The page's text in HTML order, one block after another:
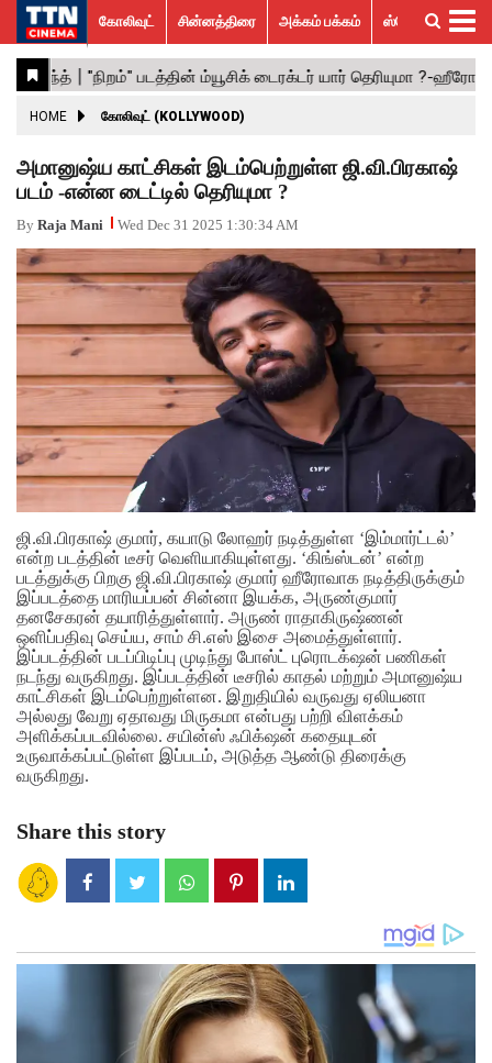
கோலிவுட்
சின்னத்திரை
பாலிவுட்
ஹாலிவுட்
அக்கம்
பக்கம்
ஸ்பெஷல்
ஸ்டோரீஸ்
விமர்சனம்
GALLERY
ACTRESS
ACTORS
MOVIESTILLS
EVENTS
VIDEOS
What’s
Hot
Trending
News
கோலிவுட் சின்னத்திரை அக்கம் பக்கம் ஸ்பெஷல் ஸ்டோரீஸ்
HOME கோலிவுட் (KOLLYWOOD)
அமானுஷ்ய காட்சிகள் இடம்பெற்றுள்ள ஜி.வி.பிரகாஷ்
படம் -என்ன டைட்டில் தெரியுமா ?
By Raja Mani Wed Dec 31 2025 1:30:34 AM
ஜி.வி.பிரகாஷ் குமார், கயாடு லோஹர் நடித்துள்ள ‘இம்மார்ட்டல்’
என்ற படத்தின் டீசர் வெளியாகியுள்ளது. ‘கிங்ஸ்டன்’ என்ற
படத்துக்கு பிறகு ஜி.வி.பிரகாஷ் குமார் ஹீரோவாக நடித்திருக்கும்
இப்படத்தை மாரியப்பன் சின்னா இயக்க, அருண்குமார்
தனசேகரன் தயாரித்துள்ளார். அருண் ராதாகிருஷ்ணன்
ஒளிப்பதிவு செய்ய, சாம் சி.எஸ் இசை அமைத்துள்ளார்.
இப்படத்தின் படப்பிடிப்பு முடிந்து போஸ்ட் புரொடக்‌ஷன் பணிகள்
நடந்து வருகிறது. இப்படத்தின் டீசரில் காதல் மற்றும் அமானுஷ்ய
காட்சிகள் இடம்பெற்றுள்ளன. இறுதியில் வருவது ஏலியனா
அல்லது வேறு ஏதாவது மிருகமா என்பது பற்றி விளக்கம்
அளிக்கப்படவில்லை. சயின்ஸ் ஃபிக்‌ஷன் கதையுடன்
உருவாக்கப்பட்டுள்ள இப்படம், அடுத்த ஆண்டு திரைக்கு
வருகிறது.
Share this story